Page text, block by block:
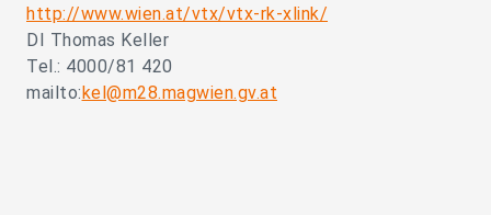
http://www.wien.at/vtx/vtx-rk-xlink/
DI Thomas Keller
Tel.: 4000/81 420
mailto: kel@m28.magwien.gv.at